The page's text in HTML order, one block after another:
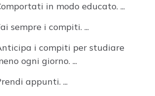
in modo educato. ...
sempre i compiti. ...
i compiti per studiare
ogni giorno. ...
appunti. ...